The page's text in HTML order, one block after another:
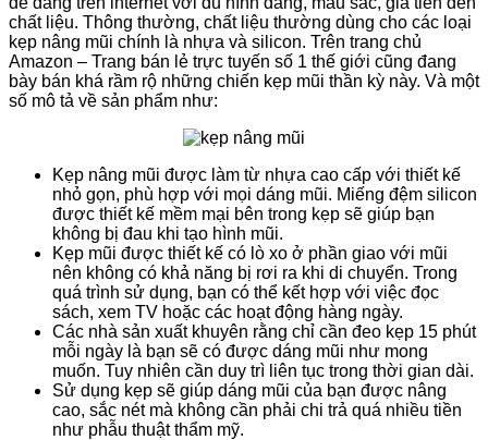
chất liệu. Thông thường, chất liệu thường dùng cho các loại
kẹp nâng mũi chính là nhựa và silicon. Trên trang chủ
Amazon – Trang bán lẻ trực tuyến số 1 thế giới cũng đang
bày bán khá rầm rộ những chiến kẹp mũi thần kỳ này. Và một
số mô tả về sản phẩm như:
Kẹp nâng mũi được làm từ nhựa cao cấp với thiết kế
nhỏ gọn, phù hợp với mọi dáng mũi. Miếng đệm silicon
được thiết kế mềm mại bên trong kẹp sẽ giúp bạn
không bị đau khi tạo hình mũi.
Kẹp mũi được thiết kế có lò xo ở phần giao với mũi
nên không có khả năng bị rơi ra khi di chuyển. Trong
quá trình sử dụng, bạn có thể kết hợp với việc đọc
sách, xem TV hoặc các hoạt động hàng ngày.
Các nhà sản xuất khuyên rằng chỉ cần đeo kẹp 15 phút
mỗi ngày là bạn sẽ có được dáng mũi như mong
muốn. Tuy nhiên cần duy trì liên tục trong thời gian dài.
Sử dụng kẹp sẽ giúp dáng mũi của bạn được nâng
cao, sắc nét mà không cần phải chi trả quá nhiều tiền
như phẫu thuật thẩm mỹ.